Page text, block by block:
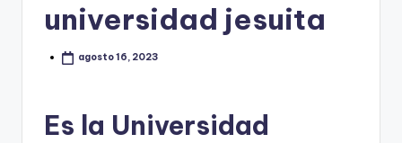
universidad jesuita
agosto 16, 2023
Es la Universidad